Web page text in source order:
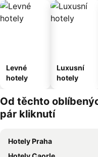
Levné
hotely
Luxusní
hotely
Od těchto
pár kliknutí
Hotely Praha